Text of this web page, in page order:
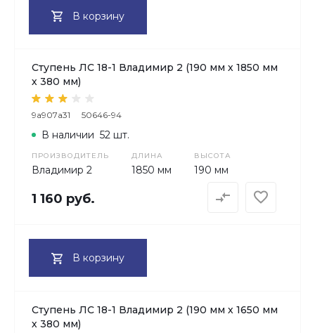
В корзину
Ступень ЛС 18-1 Владимир 2 (190 мм х 1850 мм
х 380 мм)
9a907a31 50646-94
ПРОИЗВОДИТЕЛЬ
Владимир 2
ДЛИНА
1850 мм
ВЫСОТА
190 мм
В наличии 52 шт.
1 160 руб.
В корзину
Ступень ЛС 18-1 Владимир 2 (190 мм х 1650 мм
х 380 мм)